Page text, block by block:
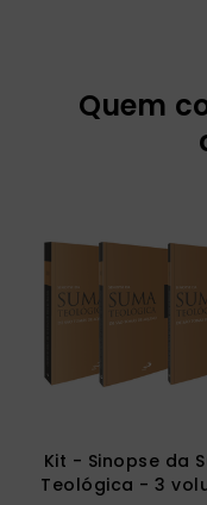
Quem
Kit - Sinopse da
Teológica - 3